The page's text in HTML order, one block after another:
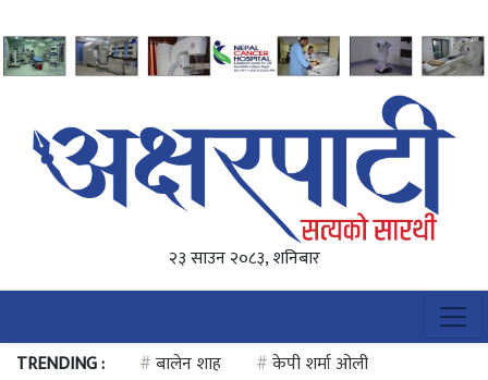
२३ साउन २०८३, शनिबार
TRENDING : #बालेन शाह #केपी शर्मा ओली